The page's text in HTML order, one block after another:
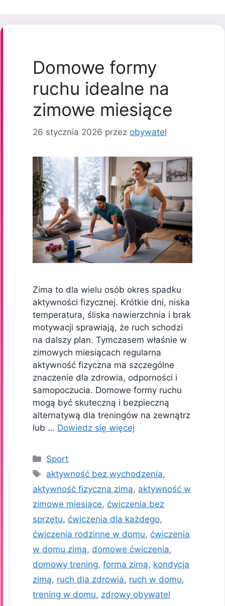
Domowe formy
ruchu idealne na
zimowe miesiące
26 stycznia 2026 przez obywatel
Zima to dla wielu osób okres spadku
aktywności fizycznej. Krótkie dni, niska
temperatura, śliska nawierzchnia i brak
motywacji sprawiają, że ruch schodzi
na dalszy plan. Tymczasem właśnie w
zimowych miesiącach regularna
aktywność fizyczna ma szczególne
znaczenie dla zdrowia, odporności i
samopoczucia. Domowe formy ruchu
mogą być skuteczną i bezpieczną
alternatywą dla treningów na zewnątrz
lub … Dowiedz się więcej
Kategorie
Sport
Tagi
aktywność bez wychodzenia,
aktywność fizyczna zimą, aktywność w
zimowe miesiące, ćwiczenia bez
sprzętu, ćwiczenia dla każdego,
ćwiczenia rodzinne w domu, ćwiczenia
w domu zimą, domowe ćwiczenia,
domowy trening, forma zimą, kondycja
zimą, ruch dla zdrowia, ruch w domu,
trening w domu, zdrowy obywatel